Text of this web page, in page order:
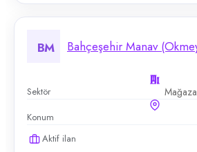
BM Bahçeşehir Manav
Sektör
Konum
Aktif ilan